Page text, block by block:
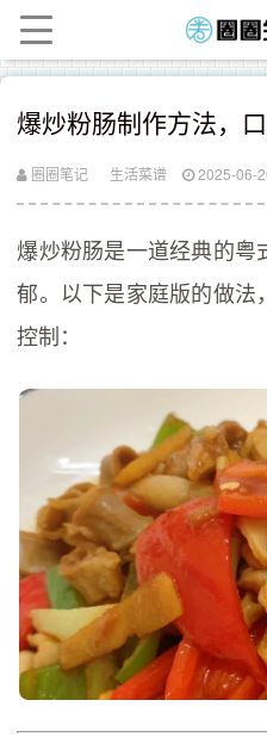
爆炒粉肠制作方法，
圈圈笔记 生活菜谱 2025-06-
爆炒粉肠是一道经典的
郁。以下是家庭版的做
控制：